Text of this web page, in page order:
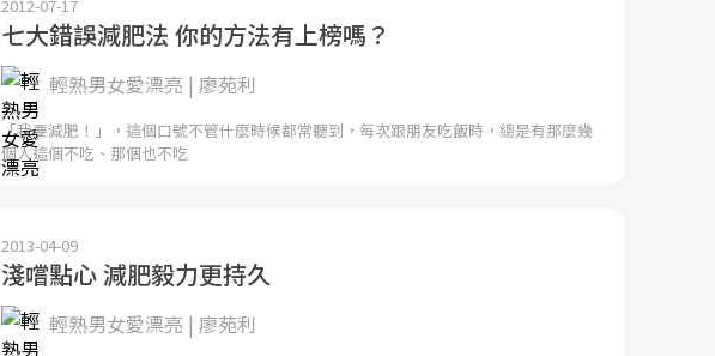
2012-07-17
七大錯誤減肥法 你的方法有上榜嗎？
輕熟男女愛漂亮 | 廖苑利
「我要減肥！」，這個口號不管什麼時候都常聽到，每次跟朋友吃飯時，總是有那麼幾
個人這個不吃、那個也不吃
2013-04-09
淺嚐點心 減肥毅力更持久
輕熟男女愛漂亮 | 廖苑利